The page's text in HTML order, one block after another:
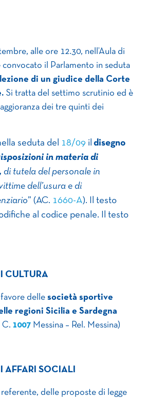
alle ore 12.30, nell’Aula di
il Parlamento in seduta
di un giudice della Corte
Si tratta del settimo scrutinio ed è
dei tre quinti dei
seduta del 18/09 il disegno
in materia di
di tutela del personale in
dell’usura e di
” (AC. 1660-A). Il testo
al codice penale. Il testo
CULTURA
delle società sportive
regioni Sicilia e Sardegna
C. 1007 Messina – Rel. Messina)
AFFARI SOCIALI
referente, delle proposte di legge